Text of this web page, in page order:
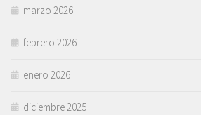
marzo 2026
febrero 2026
enero 2026
diciembre 2025